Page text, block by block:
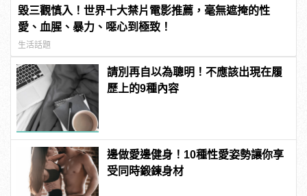
毀三觀慎入！世界十大禁片電影推薦，毫無遮掩的性
愛、血腥、暴力、噁心到極致！
生活話題
請別再自以為聰明！不應該出現在履
歷上的9種內容
邊做愛邊健身！10種性愛姿勢讓你享
受同時鍛鍊身材